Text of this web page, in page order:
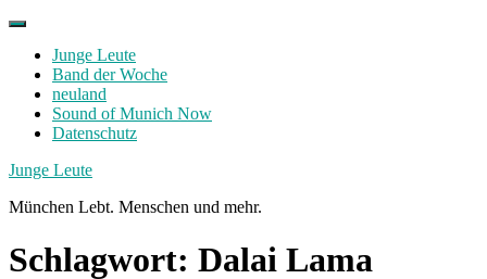
Skip
contentJunge Leute
Band der Woche
neuland
Sound of Munich Now
Datenschutz
Facebook
Twitter
Instagram
Junge Leute
München Lebt. Menschen und mehr.
Schlagwort: Dalai Lama